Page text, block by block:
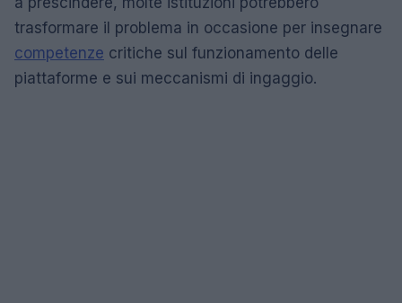
trasformare il problema in occasione per insegnare
competenze critiche sul funzionamento delle
piattaforme e sui meccanismi di ingaggio.